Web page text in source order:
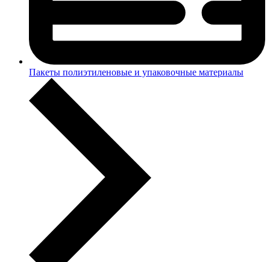
Пакеты полиэтиленовые и упаковочные материалы